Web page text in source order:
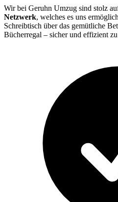
Wir bei Geruhn Umzug sind stolz
Netzwerk, welches es uns
Schreibtisch über das gemütliche
Bücherregal – sicher und effizient